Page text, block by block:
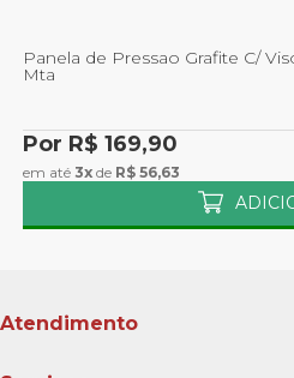
Panela de Pressao Grafite C/
Mta
Por R$ 169,90
em até 3x de R$ 56,63
Atendimento